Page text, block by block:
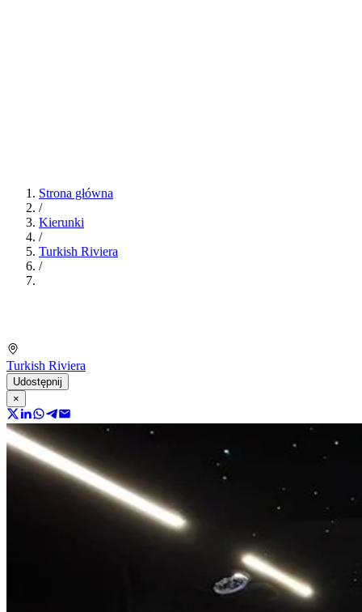
Strona główna
/
Kierunki
/
Turkish Riviera
/
Turkish Riviera
Udostępnij
×